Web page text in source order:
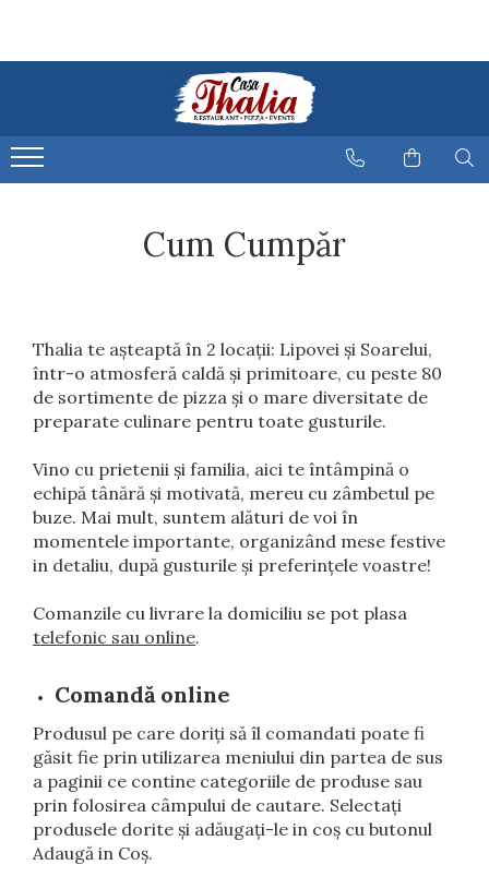
Specialitati
Gustari calde
Ciorbe/Supe
Preparate din pasare
Preparate din porc
Preparate din vita
Preparate din peste
Garnituri
Salate
Desert
Pizza Thalia
Nunta
Cum Cumpăr
Thalia te așteaptă în 2 locații: Lipovei și Soarelui,
într-o atmosferă caldă și primitoare, cu peste 80
de sortimente de pizza și o mare diversitate de
preparate culinare pentru toate gusturile.
Vino cu prietenii și familia, aici te întâmpină o
echipă tânără și motivată, mereu cu zâmbetul pe
buze. Mai mult, suntem alături de voi în
momentele importante, organizând mese festive
in detaliu, după gusturile și preferințele voastre!
Comanzile cu livrare la domiciliu se pot plasa
telefonic sau online.
Comandă online
Produsul pe care doriți să îl comandati poate fi
găsit fie prin utilizarea meniului din partea de sus
a paginii ce contine categoriile de produse sau
prin folosirea câmpului de cautare. Selectați
produsele dorite și adăugați-le in coș cu butonul
Adaugă in Coș.